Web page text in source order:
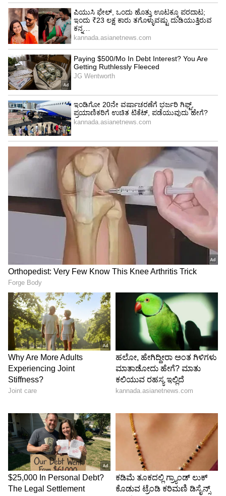
ಇನ್ನೊಂದೆಡೆ ಬೆಂಗಳೂರು ನಗರ, ಬೆಂಗಳೂರು ಗ್ರಾಮಾಂತರ,
ಮೈಸೂರು, ಮಂಡ್ಯ ಸೇರಿದಂತೆ ದಕ್ಷಿಣ ಒಳನಾಡು ಹಾಗೂ
ಬೆಳಗಾವಿ, ಬಾಗಲಕೋಟೆ, ರಾಯಚೂರು ಸೇರಿದಂತೆ ಉತ್ತರ
ಒಳನಾಡಿನ ಹಲವು ಜಿಲ್ಲೆಗಳಿಗೆ ಯೆಲ್ಲೋ ಅಲರ್ಟ್
ಘೋಷಿಸಲಾಗಿದೆ.
5
5
Gemini AI
ಹವಾಮಾನ ಇಲಾಖೆ ಮನವಿ
ಗುಡುಗು-ಮಿಂಚು ಸಹಿತ ಮಳೆಯ ಸಾಧ್ಯತೆ ಇರುವುದರಿಂದ
ಸಾರ್ವಜನಿಕರು ಎಚ್ಚರಿಕೆಯಿಂದ ಸಂಚರಿಸುವಂತೆ ಹವಾಮಾನ
ಇಲಾಖೆ ಮನವಿ ಮಾಡಿದೆ.
LATEST VIDEOS